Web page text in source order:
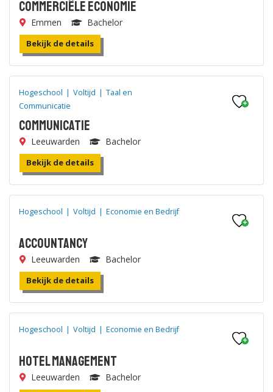
Commerciële Economie
Emmen Bachelor
Bekijk de details
Hogeschool | Voltijd | Taal en
Communicatie
Communicatie
Leeuwarden Bachelor
Bekijk de details
Hogeschool | Voltijd | Economie en Bedrijf
Accountancy
Leeuwarden Bachelor
Bekijk de details
Hogeschool | Voltijd | Economie en Bedrijf
Hotel Management
Leeuwarden Bachelor